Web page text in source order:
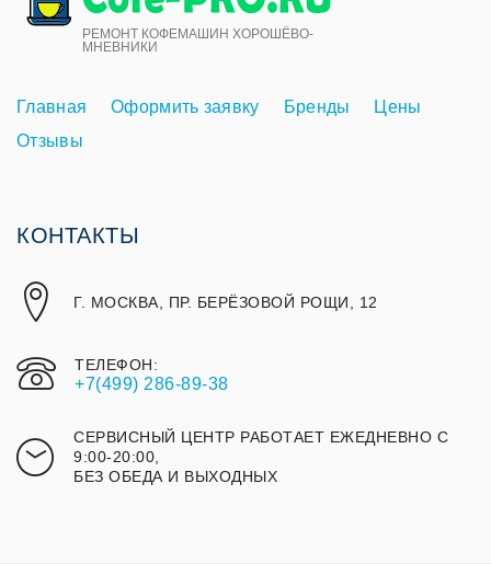
РЕМОНТ КОФЕМАШИН ХОРОШЁВО-
МНЕВНИКИ
Главная Оформить заявку Бренды
Цены
Отзывы
КОНТАКТЫ
Г. МОСКВА, ПР. БЕРЁЗОВОЙ РОЩИ, 12
ТЕЛЕФОН:
+7(499) 286-89-38
СЕРВИСНЫЙ ЦЕНТР РАБОТАЕТ ЕЖЕДНЕВНО С
9:00-20:00,
БЕЗ ОБЕДА И ВЫХОДНЫХ